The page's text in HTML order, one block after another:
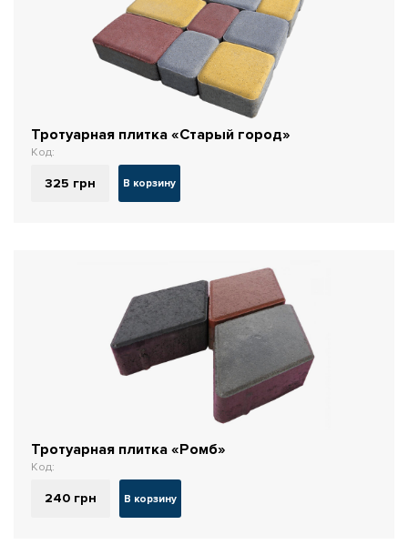
Тротуарная плитка «Старый город»
Код:
325 грн В корзину
Тротуарная плитка «Ромб»
Код:
240 грн В корзину